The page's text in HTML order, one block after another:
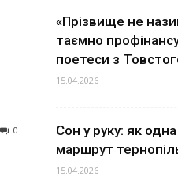
0
«Прізвище не
таємно
поетеси з
15.04.2026
Сон у руку: як
маршрут
15.04.2026